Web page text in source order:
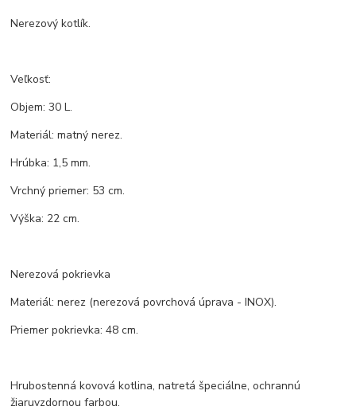
Nerezový kotlík.
Veľkosť:
Objem: 30 L.
Materiál: matný nerez.
Hrúbka: 1,5 mm.
Vrchný priemer: 53 cm.
Výška: 22 cm.
Nerezová pokrievka
Materiál: nerez (nerezová povrchová úprava - INOX).
Priemer pokrievka: 48 cm.
Hrubostenná kovová kotlina, natretá špeciálne, ochrannú
žiaruvzdornou farbou.